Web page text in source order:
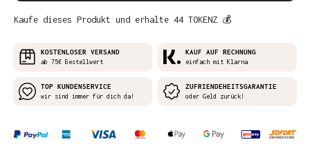
Kaufe dieses Produkt und erhalte 44 TOKENZ 💰
KOSTENLOSER VERSAND
ab 75€ Bestellwert
KAUF AUF RECHNUNG
einfach mit Klarna
TOP KUNDENSERVICE
wir sind immer für dich da!
ZUFRIENDEHEITSGARANTIE
oder Geld zurück!